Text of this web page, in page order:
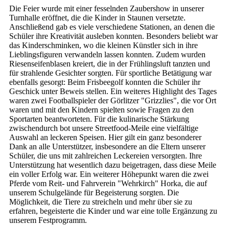
Die Feier wurde mit einer fesselnden Zaubershow in unserer
Turnhalle eröffnet, die die Kinder in Staunen versetzte.
Anschließend gab es viele verschiedene Stationen, an denen die
Schüler ihre Kreativität ausleben konnten. Besonders beliebt war
das Kinderschminken, wo die kleinen Künstler sich in ihre
Lieblingsfiguren verwandeln lassen konnten. Zudem wurden
Riesenseifenblasen kreiert, die in der Frühlingsluft tanzten und
für strahlende Gesichter sorgten. Für sportliche Betätigung war
ebenfalls gesorgt: Beim Frisbeegolf konnten die Schüler ihr
Geschick unter Beweis stellen. Ein weiteres Highlight des Tages
waren zwei Footballspieler der Görlitzer "Grizzlies", die vor Ort
waren und mit den Kindern spielten sowie Fragen zu den
Sportarten beantworteten. Für die kulinarische Stärkung
zwischendurch bot unsere Streetfood-Meile eine vielfältige
Auswahl an leckeren Speisen. Hier gilt ein ganz besonderer
Dank an alle Unterstützer, insbesondere an die Eltern unserer
Schüler, die uns mit zahlreichen Leckereien versorgten. Ihre
Unterstützung hat wesentlich dazu beigetragen, dass diese Meile
ein voller Erfolg war. Ein weiterer Höhepunkt waren die zwei
Pferde vom Reit- und Fahrverein "Wehrkirch" Horka, die auf
unserem Schulgelände für Begeisterung sorgten. Die
Möglichkeit, die Tiere zu streicheln und mehr über sie zu
erfahren, begeisterte die Kinder und war eine tolle Ergänzung zu
unserem Festprogramm.